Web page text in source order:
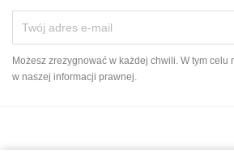
Możesz zrezygnować w każdej chwili. W tym celu
w naszej informacji prawnej.